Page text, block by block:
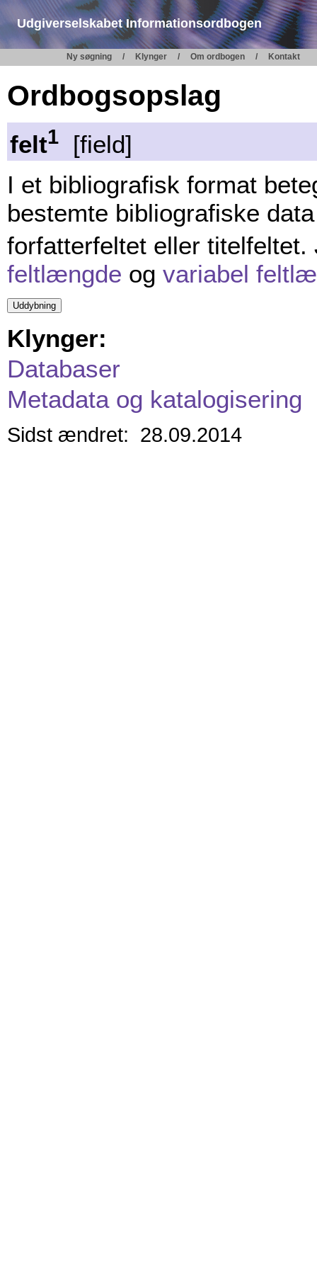
Udgiverselskabet Informationsordbogen
Ny søgning Klynger Om ordbogen Kontakt
Ordbogsopslag
felt1
[field]
I et bibliografisk format
bestemte bibliografiske
forfatterfeltet eller
feltlængde og variabel
Klynger:
Databaser
Metadata og katalogisering
Sidst ændret: 28.09.2014